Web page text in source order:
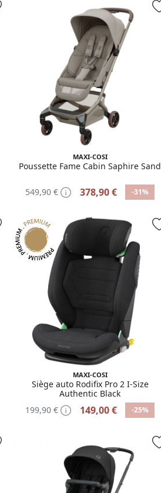
MAXI-COSI
Poussette Fame Cabin Saphire Sand
549,90 € 378,90 € -31%
MAXI-COSI
Siège auto Rodifix Pro 2 I-Size
Authentic Black
199,90 €
149,00 € -25%